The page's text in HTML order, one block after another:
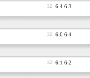
32 6:4 6:3
32 6:0 6:4
32 6:1 6:2